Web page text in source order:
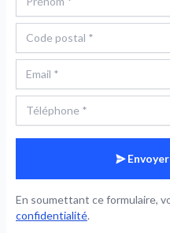
En soumettant ce formulaire,
confidentialité.